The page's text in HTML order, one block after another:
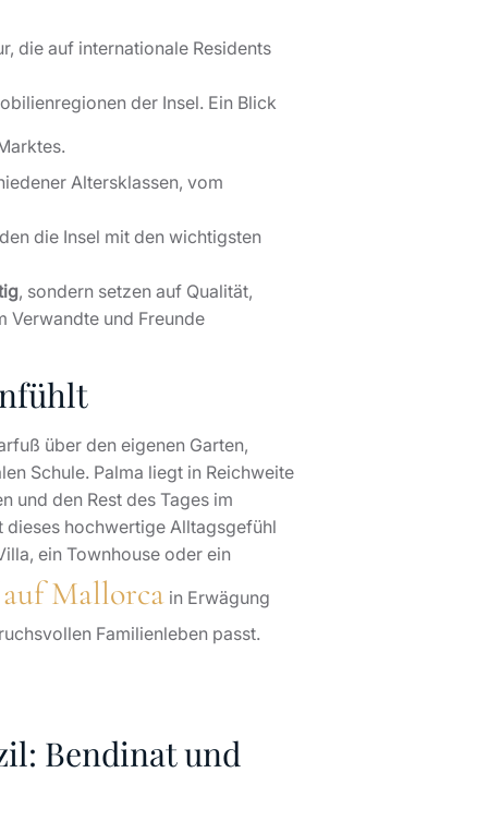
die auf internationale Residents
der Insel. Ein Blick
Altersklassen, vom
die Insel mit den wichtigsten
, sondern setzen auf Qualität,
Verwandte und Freunde
über den eigenen Garten,
Schule. Palma liegt in Reichweite
und den Rest des Tages im
hochwertige Alltagsgefühl
ein Townhouse oder ein
Mallorca in Erwägung
Familienleben passt.
Bendinat und